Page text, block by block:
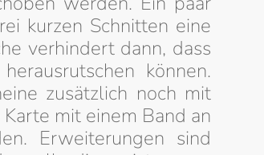
kurzen Schnitten eine
verhindert dann, dass
können.
zusätzlich noch mit
mit einem Band an
Erweiterungen sind